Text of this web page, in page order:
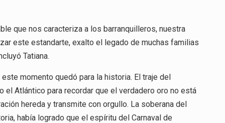
que nos caracteriza a los barranquilleros, nuestra
este estandarte, exalto el legado de muchas familias
Tatiana.
momento quedó para la historia. El traje del
el Atlántico para recordar que el verdadero oro no está
hereda y transmite con orgullo. La soberana del
había logrado que el espíritu del Carnaval de